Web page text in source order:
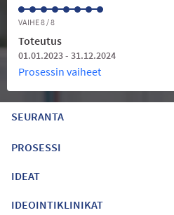
VAIHE 8 / 8
Toteutus
01.01.2023 - 31.12.2024
Prosessin vaiheet
SEURANTA
PROSESSI
IDEAT
IDEOINTIKLINIKAT